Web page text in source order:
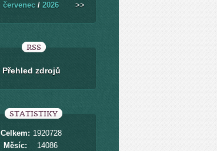
červenec / 2026 >>
RSS
Přehled zdrojů
STATISTIKY
Celkem: 1920728
Měsíc:
14086